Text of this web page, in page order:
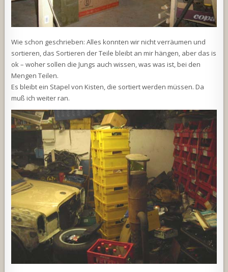
Wie schon geschrieben: Alles konnten wir nicht verräumen und
sortieren, das Sortieren der Teile bleibt an mir hängen, aber das is
ok – woher sollen die Jungs auch wissen, was was ist, bei den
Mengen Teilen.
Es bleibt ein Stapel von Kisten, die sortiert werden müssen. Da
muß ich weiter ran.